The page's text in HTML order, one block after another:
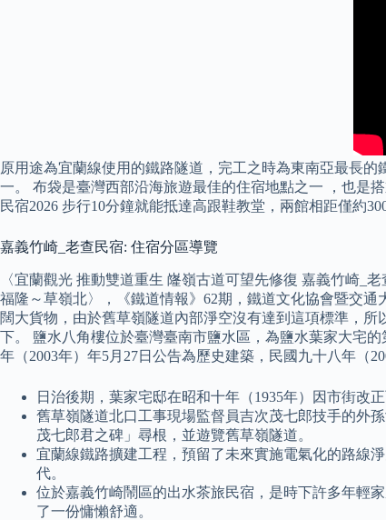
原用途為宜蘭線使用的鐵路隧道，完工之時為東南亞最長
一。 布袋是臺灣西部沿海旅遊最佳的住宿地點之一 ，也是
民宿2026 步行10分鐘就能抵達高跟鞋教堂，兩館相距僅約
嘉義竹崎_老查民宿: 住宿分區導覽
〈宜蘭觀光 推動雙道重生 嶐嶺古道可望先修復 嘉義竹崎_
福隆～草嶺北〉，《鐵道情報》62期，鐵道文化協會暨交
闊大貨物，由於舊草嶺隧道內部淨空沒有達到這項標準，
下。 鹽水八角樓位於臺灣臺南市鹽水區，為鹽水葉家大宅
年（2003年）年5月27日公告為歷史建築，民國九十八年（
日治後期，葉家宅邸在昭和十年（1935年）因市街改
舊草嶺隧道北口工事現場監督員吉次茂七郎技手的外
茂七郎君之碑」尋根，並遊覽舊草嶺隧道。
宜蘭線鐵路擴建工程，預留了未來實施電氣化的路線
代。
位於嘉義竹崎鬧區的出水茶旅民宿，是時下許多年輕
了一份慵懶舒適。